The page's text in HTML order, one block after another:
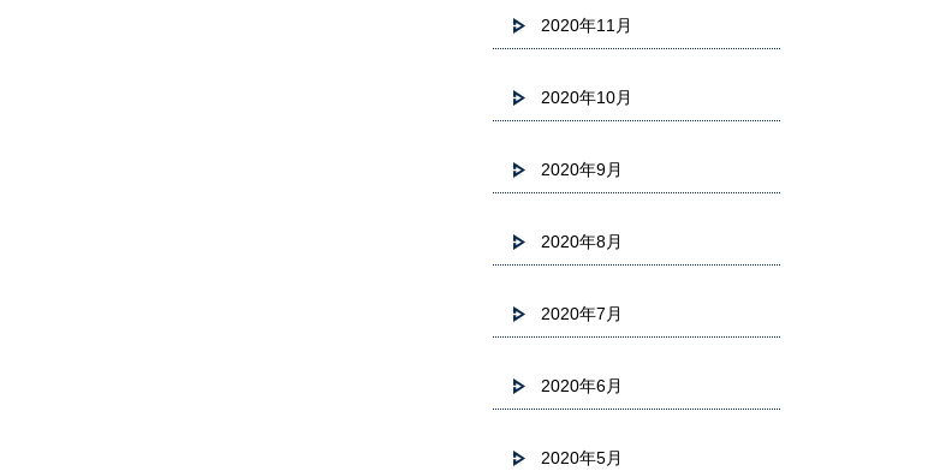
2020年11月
2020年10月
2020年9月
2020年8月
2020年7月
2020年6月
2020年5月